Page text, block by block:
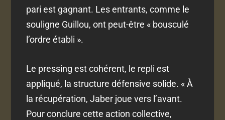
pari est gagnant. Les entrants, comme le
souligne Guillou, ont peut-être « bousculé
l’ordre établi ».
Le pressing est cohérent, le repli est
appliqué, la structure défensive solide. « À
la récupération, Jaber joue vers l’avant.
Pour conclure cette action collective,